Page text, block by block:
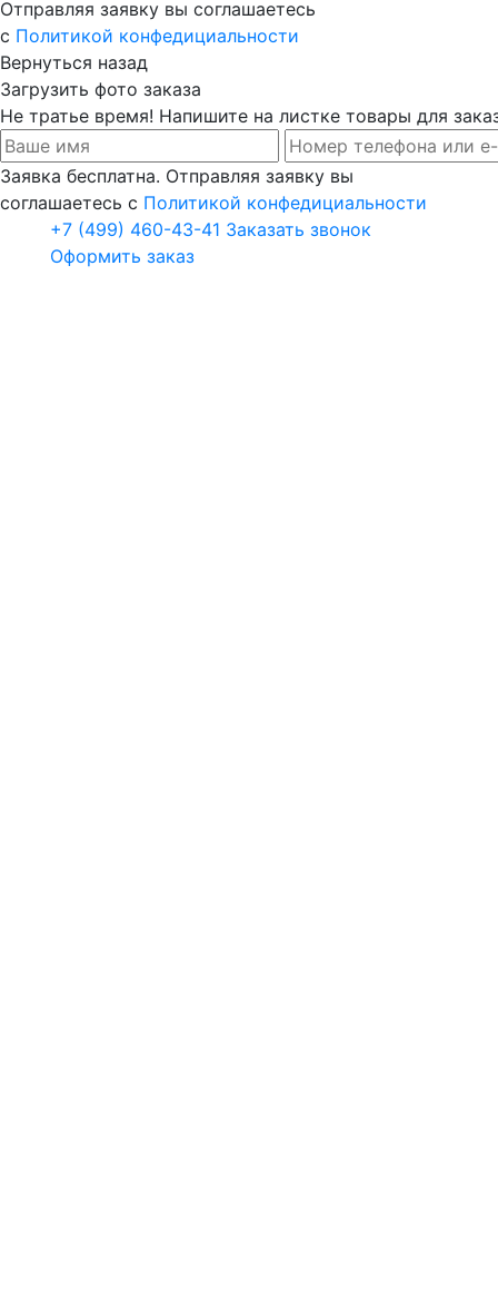
Отправляя заявку вы соглашаетесь
с Политикой конфедициальности
Вернуться назад
Загрузить фото заказа
Не тратье время! Напишите на листке товары для
Заявка бесплатна. Отправляя заявку вы
соглашаетесь с Политикой конфедициальности
+7 (499) 460-43-41 Заказать звонок
Оформить заказ